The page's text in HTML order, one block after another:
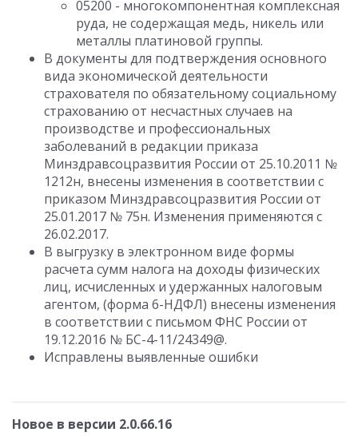
05200 - многокомпонентная комплексная
руда, не содержащая медь, никель или
металлы платиновой группы.
В документы для подтверждения основного
вида экономической деятельности
страхователя по обязательному социальному
страхованию от несчастных случаев на
производстве и профессиональных
заболеваний в редакции приказа
Минздравсоцразвития России от 25.10.2011 №
1212н, внесены изменения в соответствии с
приказом Минздравсоцразвития России от
25.01.2017 № 75н. Изменения применяются с
26.02.2017.
В выгрузку в электронном виде формы
расчета сумм налога на доходы физических
лиц, исчисленных и удержанных налоговым
агентом, (форма 6-НДФЛ) внесены изменения
в соответствии с письмом ФНС России от
19.12.2016 № БС-4-11/24349@.
Исправлены выявленные ошибки
Новое в версии 2.0.66.16